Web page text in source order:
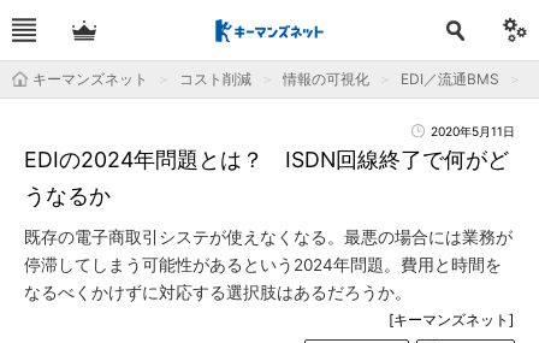
キーマンズネット コスト削減 情報の可視化 EDI／流通BMS
2020年5月11日
EDIの2024年問題とは？ ISDN回線終了で何がど
うなるか
既存の電子商取引システが使えなくなる。最悪の場合には業務が
停滞してしまう可能性があるという2024年問題。費用と時間を
なるべくかけずに対応する選択肢はあるだろうか。
[キーマンズネット]